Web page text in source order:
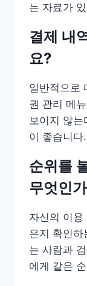
는 자료가
결제 내
요?
일반적으로
권 관리 메
보이지 않
이 좋습니다.
순위를
무엇인
자신의 이
은지 확인하
는 사람과
에게 같은